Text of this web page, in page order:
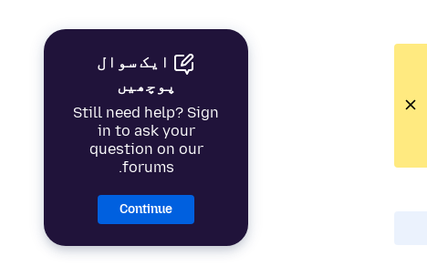
ایک سوال
پوچھیں
Still need help? Sign
in to ask your
question on our
forums.
Continue